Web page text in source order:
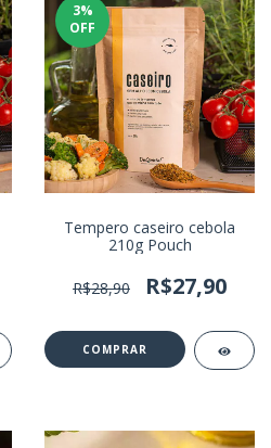
3%
OFF
Tempero caseiro cebola
210g Pouch
R$28,90 R$27,90